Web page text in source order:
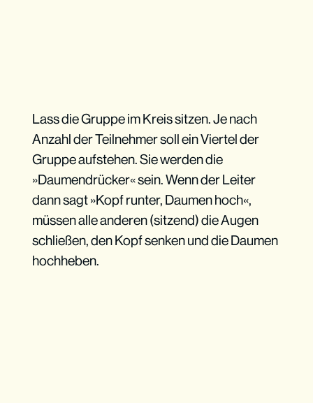
Lass die Gruppe im Kreis sitzen. Je nach
Anzahl der Teilnehmer soll ein Viertel der
Gruppe aufstehen. Sie werden die
»Daumendrücker« sein. Wenn der Leiter
dann sagt »Kopf runter, Daumen hoch«,
müssen alle anderen (sitzend) die Augen
schließen, den Kopf senken und die Daumen
hochheben.